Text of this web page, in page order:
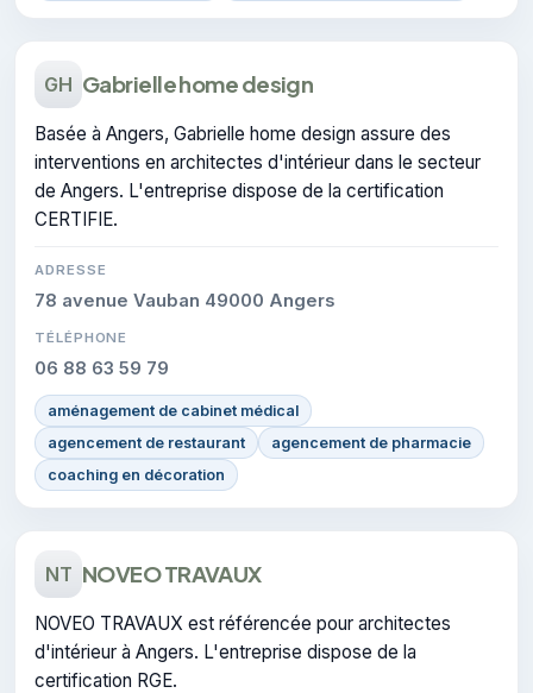
GH Gabrielle home design
Basée à Angers, Gabrielle home design assure des
interventions en architectes d'intérieur dans le secteur
de Angers. L'entreprise dispose de la certification
CERTIFIE.
ADRESSE
78 avenue Vauban 49000 Angers
TÉLÉPHONE
06 88 63 59 79
aménagement de cabinet médical
agencement de restaurant
agencement de pharmacie
coaching en décoration
NT NOVEO TRAVAUX
NOVEO TRAVAUX est référencée pour architectes
d'intérieur à Angers. L'entreprise dispose de la
certification RGE.